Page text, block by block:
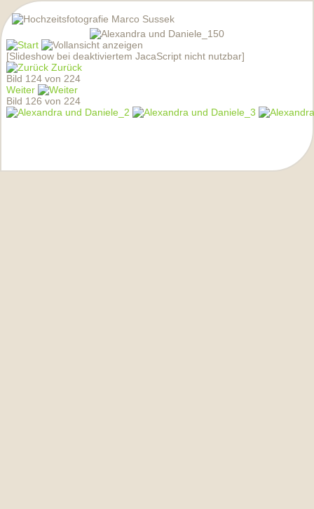
[Slideshow bei deaktiviertem JacaScript nicht nutzbar]
Zurück
Bild 124 von 224
Weiter
Bild 126 von 224